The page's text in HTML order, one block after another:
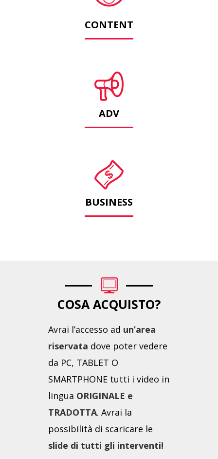
CONTENT
ADV
BUSINESS
COSA ACQUISTO?
Avrai l’accesso ad un’area
riservata dove poter vedere
da PC, TABLET O
SMARTPHONE tutti i video in
lingua ORIGINALE e
TRADOTTA. Avrai la
possibilità di scaricare le
slide di tutti gli interventi!